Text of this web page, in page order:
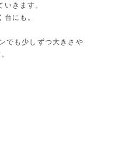
きます。
にも。
でも少しずつ大きさや